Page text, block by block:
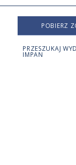
POBIERZ
PRZESZUKAJ
IMPAN